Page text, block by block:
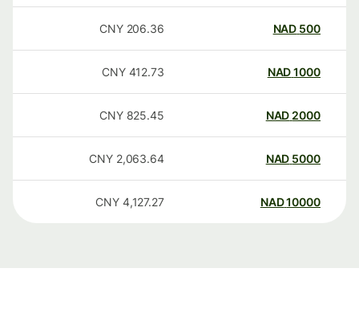
500
NAD
206.36
CNY
1000
NAD
412.73
CNY
2000
NAD
825.45
CNY
5000
NAD
2,063.64
CNY
10000
NAD
4,127.27
CNY